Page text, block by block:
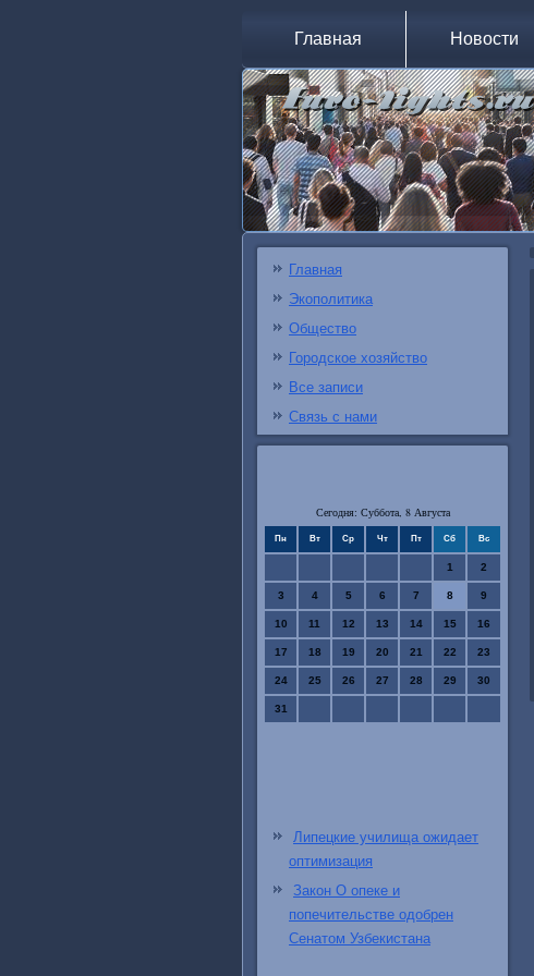
Главная Новости
Главная
Экополитика
Общество
Городское хозяйство
Все записи
Связь с нами
Сегодня: Суббота, 8 Августа
Пн Вт Ср Чт Пт Сб Вс
1 2
3 4 5 6 7 8 9
10 11 12 13 14 15 16
17 18 19 20 21 22 23
24 25 26 27 28 29 30
31
Липецкие училища ожидает
оптимизация
Закон О опеке и
попечительстве одобрен
Сенатом Узбекистана